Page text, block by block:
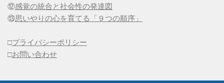
⑫感覚の統合と社会性の発達図
⑬思いやりの心を育てる「９つの順序」
□プライバシーポリシー
□お問い合わせ